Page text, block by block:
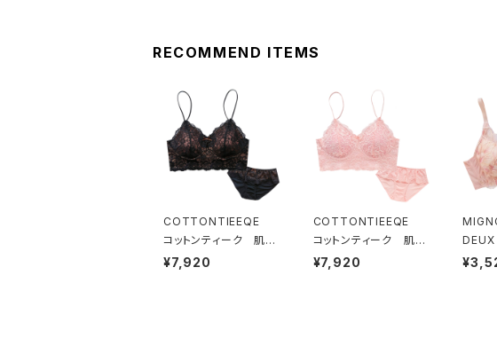
RECOMMEND ITEMS
COTTONTIEEQE
コットンティーク 肌側
コットン100％ ソフト
¥7,920
COTTONTIEEQE
コットンティーク 肌側
コットン100％ ソフト
¥7,920
ィア